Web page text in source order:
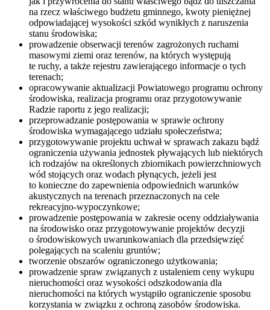
na rzecz właściwego budżetu gminnego, kwoty pieniężnej
odpowiadającej wysokości szkód wynikłych z naruszenia
stanu środowiska;
prowadzenie obserwacji terenów zagrożonych ruchami
masowymi ziemi oraz terenów, na których występują
te ruchy, a także rejestru zawierającego informacje o tych
terenach;
opracowywanie aktualizacji Powiatowego programu ochrony
środowiska, realizacja programu oraz przygotowywanie
Radzie raportu z jego realizacji;
przeprowadzanie postępowania w sprawie ochrony
środowiska wymagającego udziału społeczeństwa;
przygotowywanie projektu uchwał w sprawach zakazu bądź
ograniczenia używania jednostek pływających lub niektórych
ich rodzajów na określonych zbiornikach powierzchniowych
wód stojących oraz wodach płynących, jeżeli jest
to konieczne do zapewnienia odpowiednich warunków
akustycznych na terenach przeznaczonych na cele
rekreacyjno-wypoczynkowe;
prowadzenie postępowania w zakresie oceny oddziaływania
na środowisko oraz przygotowywanie projektów decyzji
o środowiskowych uwarunkowaniach dla przedsięwzięć
polegających na scaleniu gruntów;
tworzenie obszarów ograniczonego użytkowania;
prowadzenie spraw związanych z ustaleniem ceny wykupu
nieruchomości oraz wysokości odszkodowania dla
nieruchomości na których wystąpiło ograniczenie sposobu
korzystania w związku z ochroną zasobów środowiska.